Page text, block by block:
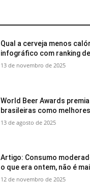
Qual a cerveja menos
infográfico com ranking
13 de novembro de 2025
World Beer Awards
brasileiras como
13 de agosto de 2025
Artigo: Consumo
o que era ontem, não é
12 de novembro de 2025